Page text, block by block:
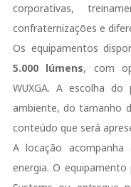
corporativas,
confraternizações e
Os equipamentos
5.000 lúmens, com
WUXGA. A escolha
ambiente, do tamanho
conteúdo que será
A locação
energia. O